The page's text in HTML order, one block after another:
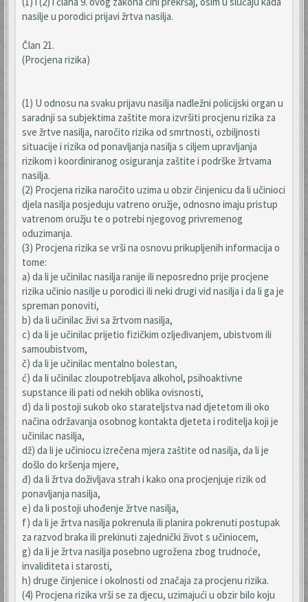
nasilje u porodici prijavi žrtva nasilja.
Član 21.
(Procjena rizika)
(1) U odnosu na svaku prijavu nasilja nadležni policijski organ u
saradnji sa subjektima zaštite mora izvršiti procjenu rizika za
sve žrtve nasilja, naročito rizika od smrtnosti, ozbiljnosti
situacije i rizika od ponavljanja nasilja s ciljem upravljanja
rizikom i koordiniranog osiguranja zaštite i podrške žrtvama
nasilja.
(2) Procjena rizika naročito uzima u obzir činjenicu da li učinioci
djela nasilja posjeduju vatreno oružje, odnosno imaju pristup
vatrenom oružju te o potrebi njegovog privremenog
oduzimanja.
(3) Procjena rizika se vrši na osnovu prikupljenih informacija o
tome:
a) da li je učinilac nasilja ranije ili neposredno prije procjene
rizika učinio nasilje u porodici ili neki drugi vid nasilja i da li ga je
spreman ponoviti,
b) da li učinilac živi sa žrtvom nasilja,
c) da li je učinilac prijetio fizičkim ozljeđivanjem, ubistvom ili
samoubistvom,
č) da li je učinilac mentalno bolestan,
ć) da li učinilac zloupotrebljava alkohol, psihoaktivne
supstance ili pati od nekih oblika ovisnosti,
d) da li postoji sukob oko starateljstva nad djetetom ili oko
načina održavanja osobnog kontakta djeteta i roditelja koji je
učinilac nasilja,
dž) da li je učiniocu izrečena mjera zaštite od nasilja, da li je
došlo do kršenja mjere,
đ) da li žrtva doživljava strah i kako ona procjenjuje rizik od
ponavljanja nasilja,
e) da li postoji uhođenje žrtve nasilja,
f) da li je žrtva nasilja pokrenula ili planira pokrenuti postupak
za razvod braka ili prekinuti zajednički život s učiniocem,
g) da li je žrtva nasilja posebno ugrožena zbog trudnoće,
invaliditeta i starosti,
h) druge činjenice i okolnosti od značaja za procjenu rizika.
(4) Procjena rizika vrši se za djecu, uzimajući u obzir bilo koju